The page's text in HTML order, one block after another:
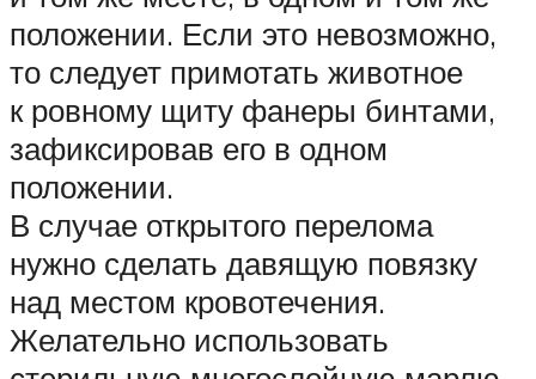
положении. Если это невозможно,
то следует примотать животное
к ровному щиту фанеры бинтами,
зафиксировав его в одном
положении.
В случае открытого перелома
нужно сделать давящую повязку
над местом кровотечения.
Желательно использовать